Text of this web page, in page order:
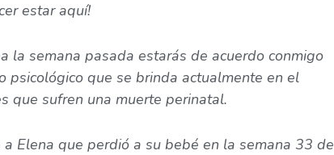
estar aquí!
la semana pasada estarás de acuerdo conmigo
psicológico que se brinda actualmente en el
que sufren una muerte perinatal.
Elena que perdió a su bebé en la semana 33 de